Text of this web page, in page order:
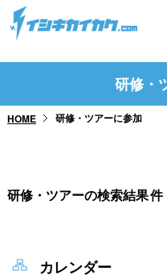
トップページ
研修・ツアーに参加
研修・
HOME 研修・ツアーに参加
研修・ツアーの検索結果件
カレンダー